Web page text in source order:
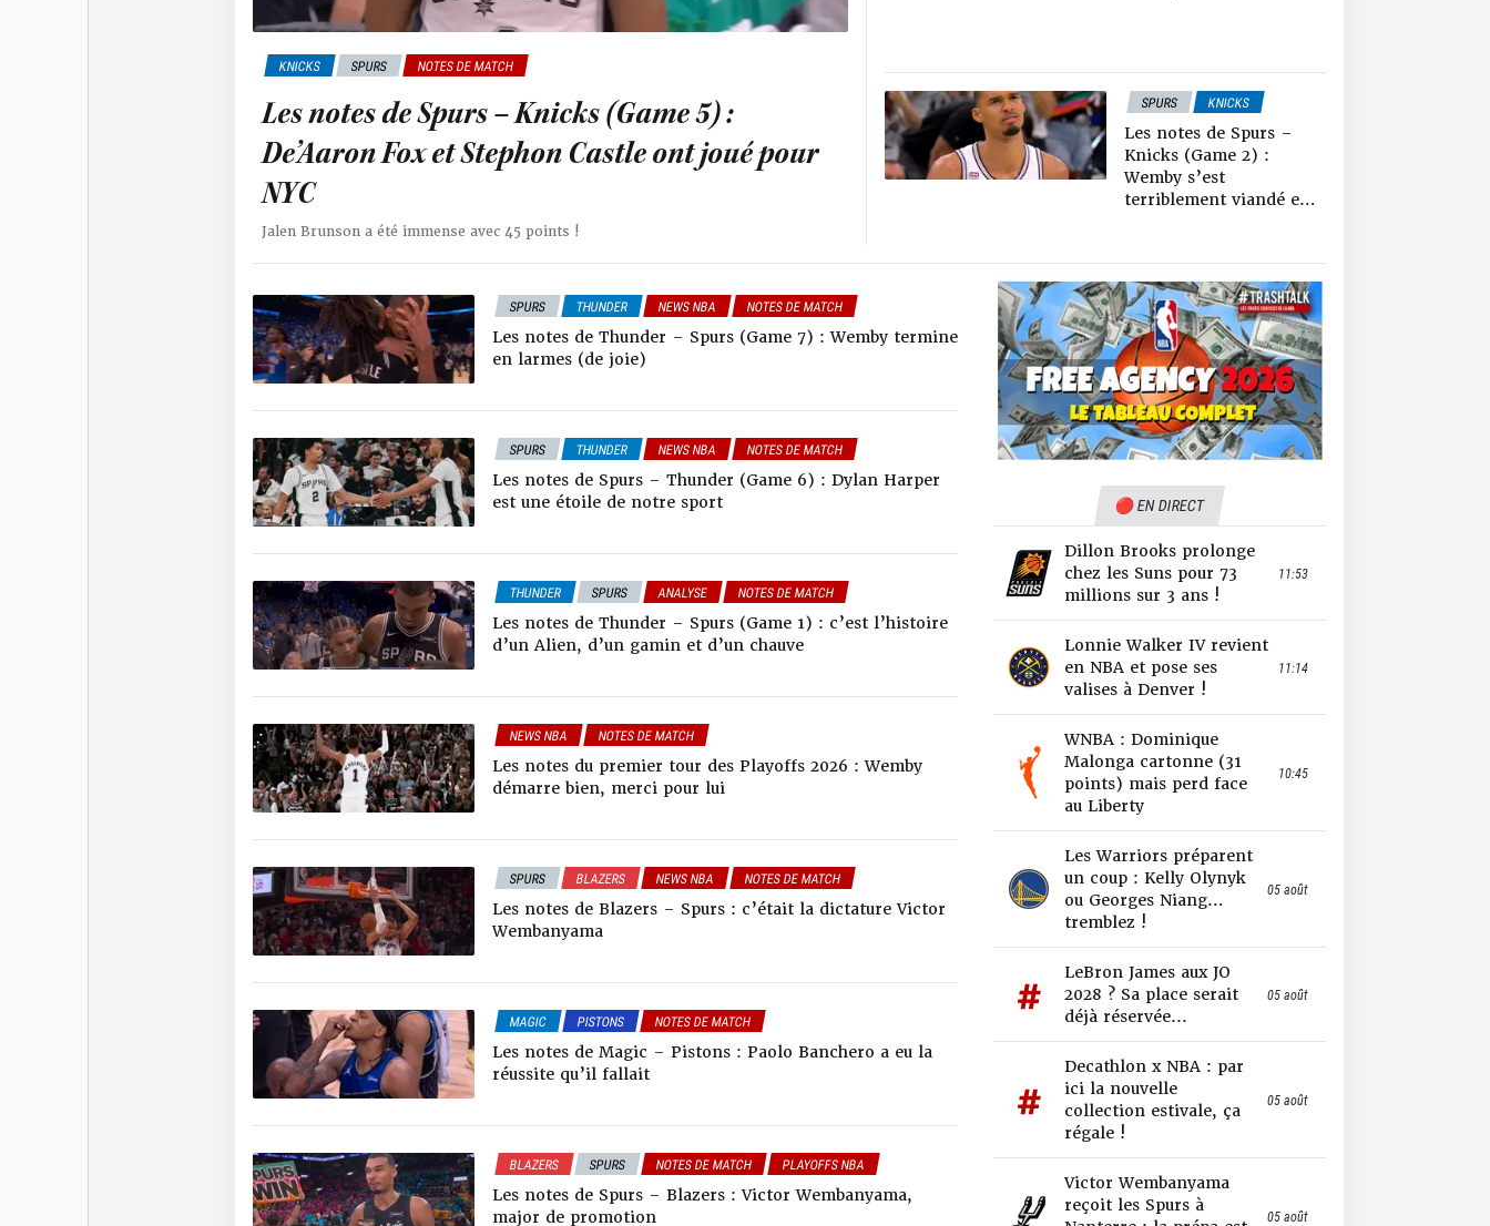
KNICKS SPURS NOTES DE MATCH
Les notes de Spurs – Knicks (Game 5) :
De’Aaron Fox et Stephon Castle ont joué pour
NYC
Jalen Brunson a été immense avec 45 points !
SPURS
KNICKS
NEWS NBA
NOTES DE MATCH
Les notes de Spurs –
Knicks (Game 2) :
Wemby s’est
terriblement viandé en
SPURS THUNDER NEWS NBA
NOTES DE MATCH
PLAYOFFS NBA
UNIVERS TRASHTALK
Les notes de Thunder – Spurs (Game 7) : Wemby termine
en larmes (de joie)
SPURS THUNDER NEWS NBA
NOTES DE MATCH
PLAYOFFS NBA
Les notes de Spurs – Thunder (Game 6) : Dylan Harper
est une étoile de notre sport
THUNDER SPURS ANALYSE NOTES DE MATCH
Les notes de Thunder – Spurs (Game 1) : c’est l’histoire
d’un Alien, d’un gamin et d’un chauve
NEWS NBA NOTES DE MATCH
Les notes du premier tour des Playoffs 2026 : Wemby
démarre bien, merci pour lui
SPURS BLAZERS NEWS NBA NOTES DE MATCH
Les notes de Blazers – Spurs : c’était la dictature Victor
Wembanyama
MAGIC PISTONS NOTES DE MATCH
Les notes de Magic – Pistons : Paolo Banchero a eu la
réussite qu’il fallait
BLAZERS SPURS NOTES DE MATCH
PLAYOFFS NBA
UNIVERS TRASHTALK
Les notes de Spurs – Blazers : Victor Wembanyama,
major de promotion
🔴 EN DIRECT
Dillon Brooks prolonge
chez les Suns pour 73
millions sur 3 ans !
11:53
Lonnie Walker IV revient
en NBA et pose ses
valises à Denver !
11:14
WNBA : Dominique
Malonga cartonne (31
points) mais perd face
au Liberty
10:45
Les Warriors préparent
un coup : Kelly Olynyk
ou Georges Niang…
tremblez !
05 août
LeBron James aux JO
2028 ? Sa place serait
déjà réservée...
05 août
Decathlon x NBA : par
ici la nouvelle
collection estivale, ça
régale !
05 août
Victor Wembanyama
reçoit les Spurs à
05 août